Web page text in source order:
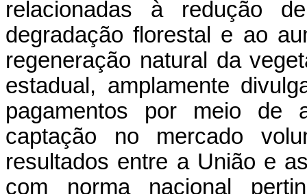
relacionadas à redução
degradação florestal e ao
regeneração natural da
estadual, amplamente
pagamentos por meio de
captação no mercado
resultados entre a União e
com norma nacional